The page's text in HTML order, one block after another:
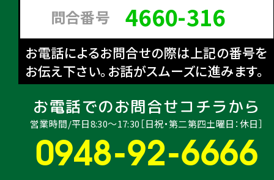
問合番号 4660-316
お電話によるお問合せの際は上記の番号を
お伝え下さい。お話がスムーズに進みます。
お電話でのお問合せコチラから
営業時間/平日8:30〜17:30［日祝・第二第四土曜日：休日］
0948-92-6666